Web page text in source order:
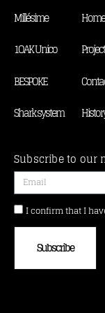
Millésime
1OAK Unico
BESPOKE
Shark system
Home
Subscribe to our
I confirm that I
Subscribe